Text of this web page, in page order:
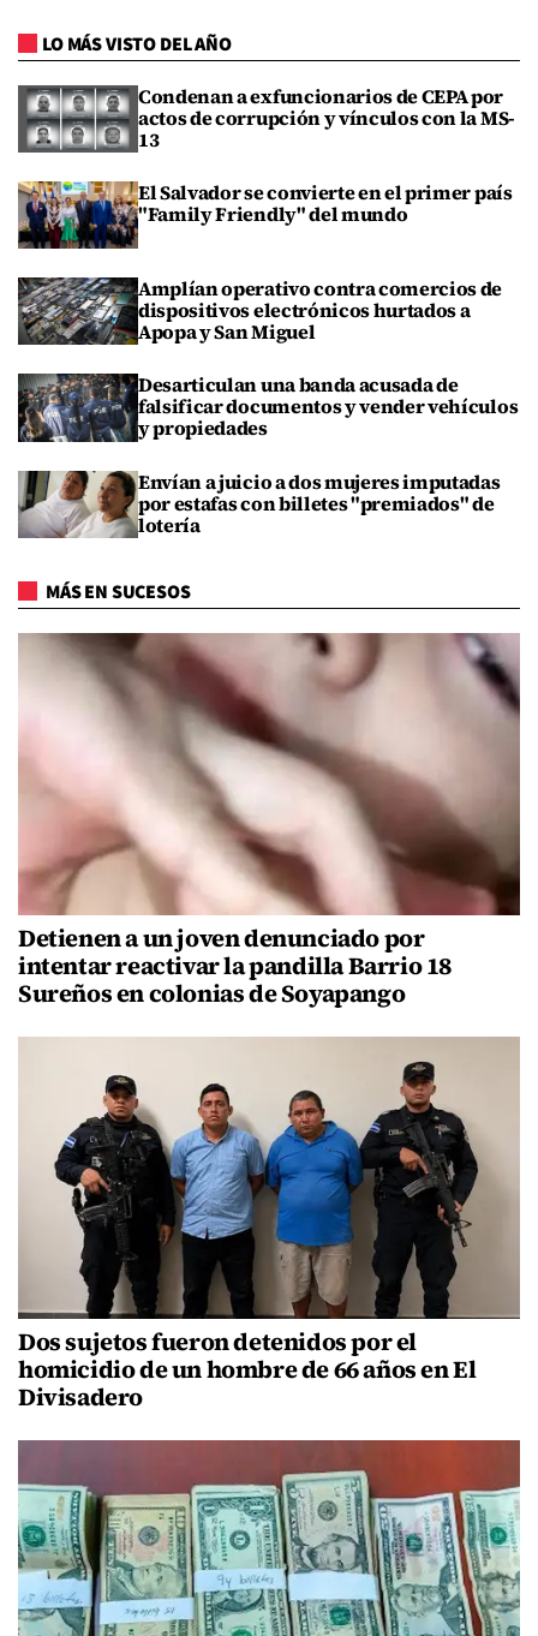
LO MÁS VISTO DEL AÑO
Condenan a exfuncionarios de CEPA por
actos de corrupción y vínculos con la MS-
13
El Salvador se convierte en el primer país
"Family Friendly" del mundo
Amplían operativo contra comercios de
dispositivos electrónicos hurtados a
Apopa y San Miguel
Desarticulan una banda acusada de
falsificar documentos y vender vehículos
y propiedades
Envían a juicio a dos mujeres imputadas
por estafas con billetes "premiados" de
lotería
MÁS EN SUCESOS
Detienen a un joven denunciado por
intentar reactivar la pandilla Barrio 18
Sureños en colonias de Soyapango
Dos sujetos fueron detenidos por el
homicidio de un hombre de 66 años en El
Divisadero